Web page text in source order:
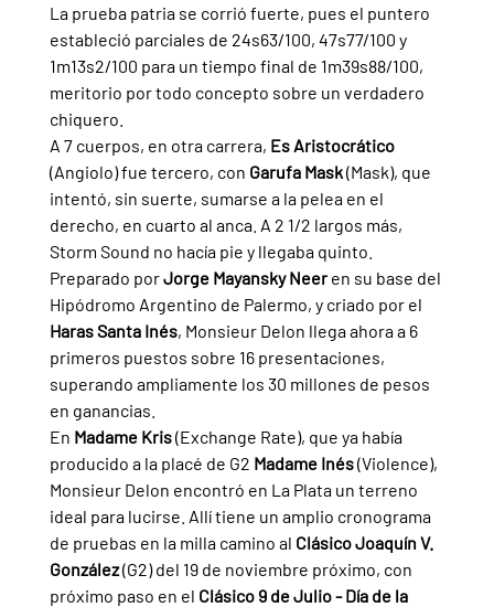
La prueba patria se corrió fuerte, pues el puntero
estableció parciales de 24s63/100, 47s77/100 y
1m13s2/100 para un tiempo final de 1m39s88/100,
meritorio por todo concepto sobre un verdadero
chiquero.
A 7 cuerpos, en otra carrera, Es Aristocrático
(Angiolo) fue tercero, con Garufa Mask (Mask), que
intentó, sin suerte, sumarse a la pelea en el
derecho, en cuarto al anca. A 2 1/2 largos más,
Storm Sound no hacía pie y llegaba quinto.
Preparado por Jorge Mayansky Neer en su base del
Hipódromo Argentino de Palermo, y criado por el
Haras Santa Inés, Monsieur Delon llega ahora a 6
primeros puestos sobre 16 presentaciones,
superando ampliamente los 30 millones de pesos
en ganancias.
En Madame Kris (Exchange Rate), que ya había
producido a la placé de G2 Madame Inés (Violence),
Monsieur Delon encontró en La Plata un terreno
ideal para lucirse. Allí tiene un amplio cronograma
de pruebas en la milla camino al Clásico Joaquín V.
González (G2) del 19 de noviembre próximo, con
próximo paso en el Clásico 9 de Julio - Día de la